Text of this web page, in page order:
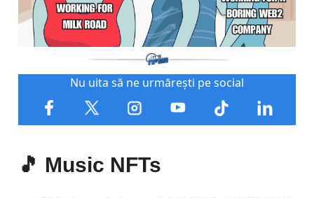
Nu uita să ne urmărești pe social
🎵 Music NFTs